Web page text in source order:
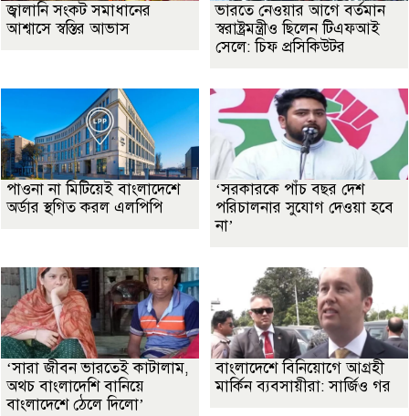
জ্বালানি সংকট সমাধানের
আশ্বাসে স্বস্তির আভাস
ভারতে নেওয়ার আগে বর্তমান
স্বরাষ্ট্রমন্ত্রীও ছিলেন টিএফআই
সেলে: চিফ প্রসিকিউটর
পাওনা না মিটিয়েই বাংলাদেশে
অর্ডার স্থগিত করল এলপিপি
‘সরকারকে পাঁচ বছর দেশ
পরিচালনার সুযোগ দেওয়া হবে
না’
‘সারা জীবন ভারতেই কাটালাম,
অথচ বাংলাদেশি বানিয়ে
বাংলাদেশে ঠেলে দিলো’
বাংলাদেশে বিনিয়োগে আগ্রহী
মার্কিন ব্যবসায়ীরা: সার্জিও গর